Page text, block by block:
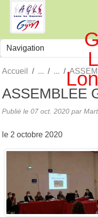
Accueil
ASSEMBLEE
Publié le 07 oct. 2020 par
le 2 octobre 2020
Panneau de gestion des